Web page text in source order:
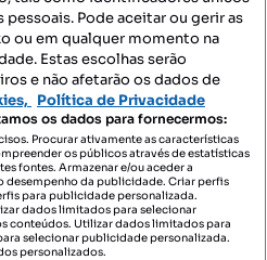
NOS:
NA:
Pode aceitar ou gerir as
ou em qualquer momento na
Estas escolhas serão
e não afetarão os dados de
Política de Privacidade
os dados para fornecermos:
Procurar ativamente as características
os públicos através de estatísticas
fontes. Armazenar e/ou aceder a
da publicidade. Criar perfis
para publicidade personalizada.
dados limitados para selecionar
conteúdos. Utilizar dados limitados para
selecionar publicidade personalizada.
personalizados.